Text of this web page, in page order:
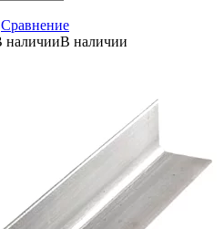
Сравнение
В наличии